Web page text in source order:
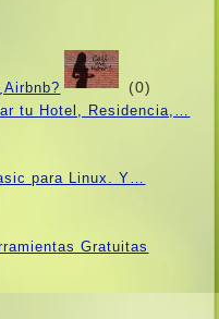
(0)
tu Hotel, Residencia,…
para Linux. Y…
Gratuitas